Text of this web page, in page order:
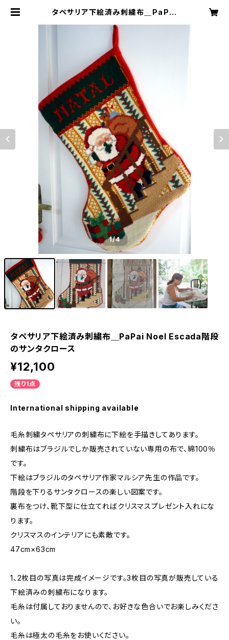
タペサリア下絵済み刺繍布＿PaPai
ス | メルカジーニョ【ブラジル毛糸刺
繍タぺサリアキットと刺繍布】
1/4
タペサリア下絵済み刺繍布＿PaPai Noel Escada階段
のサンタクロース
¥12,100
残り1点
International shipping available
毛糸刺繍タペサリアの刺繍布に下絵を手描きしてあります。
刺繍布はブラジルでしか販売されていない専用の布で、綿100％
です。
下絵はブラジルのタペサリア作家マルシア先生の作品です。
階段を下りるサンタクロースの楽しい図案です。
裏布をつけ、靴下型に仕立てればクリスマスプレゼント入れにな
ります。
クリスマスのインテリアにも素敵です。
47cm×63cm
1、2枚目の写真は完成イメージです。3枚目の写真が販売している
下絵済みの刺繍布になります。
毛糸は付属しておりませんので、お好きな色合いでお楽しみくださ
い。
毛糸は極太の毛糸をお使いください。